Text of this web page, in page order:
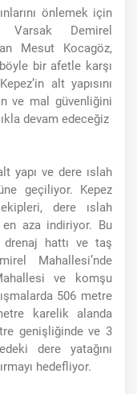
önlemek için
Varsak Demirel
Mesut Kocagöz,
bir afetle karşı
alt yapısını
ve mal güvenliğini
devam edeceğiz
yapı ve dere ıslah
geçiliyor. Kepez
dere ıslah
en aza indiriyor. Bu
drenaj hattı ve taş
Mahallesi’nde
ve komşu
506 metre
karelik alanda
genişliğinde ve 3
dere yatağını
hedefliyor.